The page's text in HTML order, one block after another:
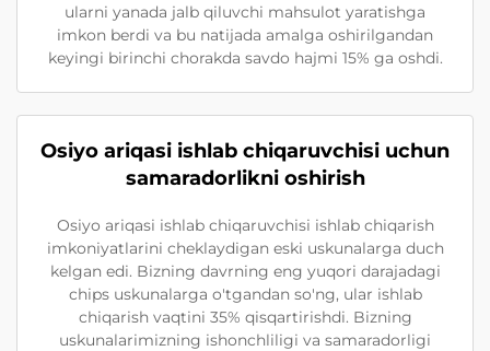
ularni yanada jalb qiluvchi mahsulot yaratishga
imkon berdi va bu natijada amalga oshirilgandan
keyingi birinchi chorakda savdo hajmi 15% ga oshdi.
Osiyo ariqasi ishlab chiqaruvchisi uchun
samaradorlikni oshirish
Osiyo ariqasi ishlab chiqaruvchisi ishlab chiqarish
imkoniyatlarini cheklaydigan eski uskunalarga duch
kelgan edi. Bizning davrning eng yuqori darajadagi
chips uskunalarga o'tgandan so'ng, ular ishlab
chiqarish vaqtini 35% qisqartirishdi. Bizning
uskunalarimizning ishonchliligi va samaradorligi